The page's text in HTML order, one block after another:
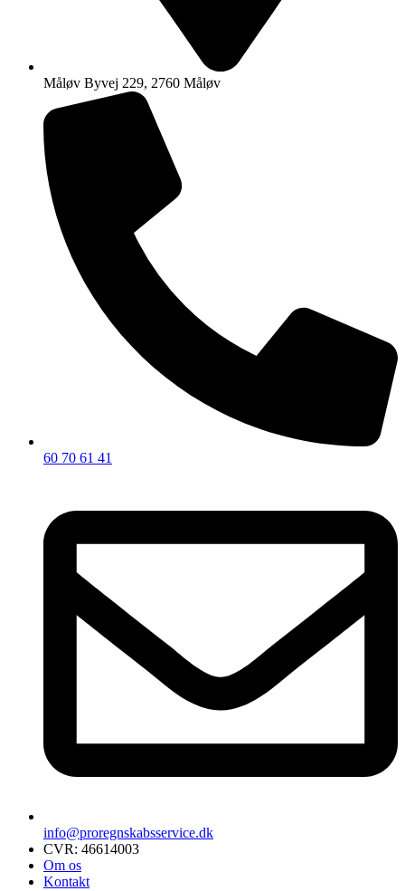
Måløv Byvej 229, 2760 Måløv
60 70 61 41
info@proregnskabsservice.dk
CVR: 46614003
Om os
Kontakt